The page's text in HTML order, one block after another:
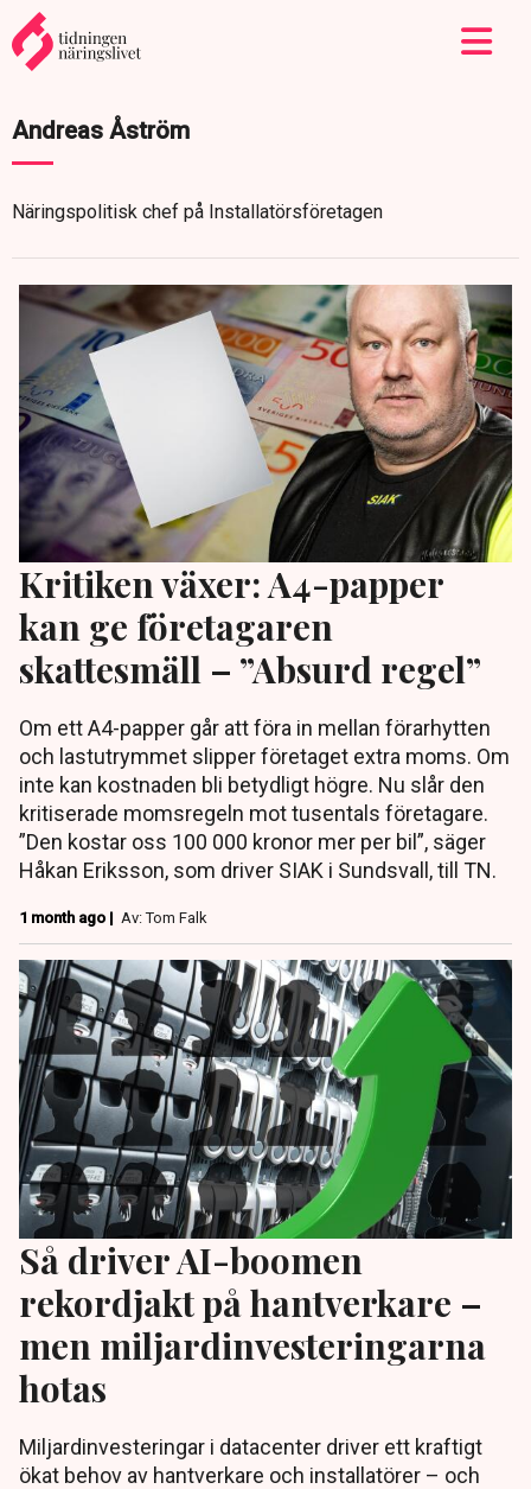
Andreas Åström
Näringspolitisk chef på Installatörsföretagen
Kritiken växer: A4-papper
kan ge företagaren
skattesmäll – ”Absurd regel”
Om ett A4-papper går att föra in mellan förarhytten
och lastutrymmet slipper företaget extra moms. Om
inte kan kostnaden bli betydligt högre. Nu slår den
kritiserade momsregeln mot tusentals företagare.
”Den kostar oss 100 000 kronor mer per bil”, säger
Håkan Eriksson, som driver SIAK i Sundsvall, till TN.
1 month ago | Av: Tom Falk
Så driver AI-boomen
rekordjakt på hantverkare –
men miljardinvesteringarna
hotas
Miljardinvesteringar i datacenter driver ett kraftigt
ökat behov av hantverkare och installatörer – och